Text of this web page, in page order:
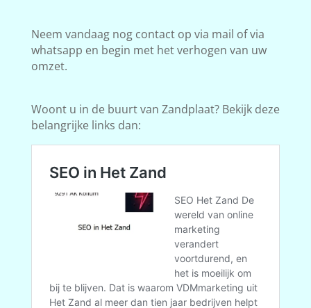
Neem vandaag nog contact op via mail of via
whatsapp en begin met het verhogen van uw
omzet.
Woont u in de buurt van Zandplaat? Bekijk deze
belangrijke links dan: